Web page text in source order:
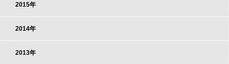
2015年
2014年
2013年